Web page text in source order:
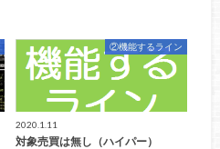
②機能するライン
2020.1.11
対象売買は無し（ハイパー）